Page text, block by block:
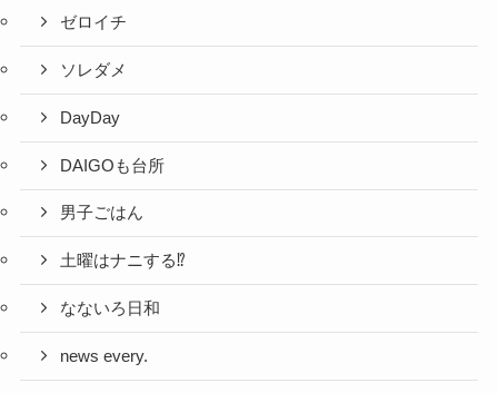
ゼロイチ
ソレダメ
DayDay
DAIGOも台所
男子ごはん
土曜はナニする⁉
なないろ日和
news every.